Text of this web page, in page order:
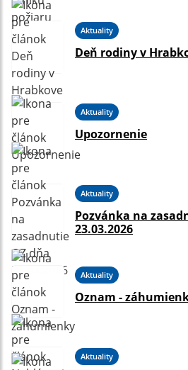
Aktuality
Deň rodiny v
Aktuality
Upozornenie
Aktuality
Pozvánka na
23.03.2026
Aktuality
Oznam -
Aktuality